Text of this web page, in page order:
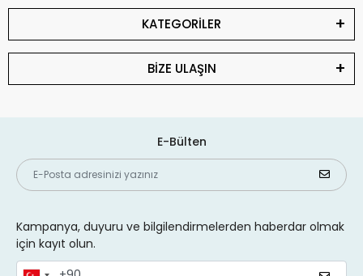
KATEGORİLER
BİZE ULAŞIN
E-Bülten
Kampanya, duyuru ve bilgilendirmelerden haberdar olmak
için kayıt olun.